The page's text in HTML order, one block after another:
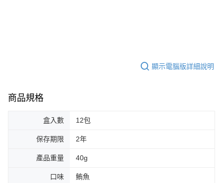
顯示電腦版詳細說明
商品規格
盒入數 12包
保存期限 2年
產品重量 40g
口味 鮪魚